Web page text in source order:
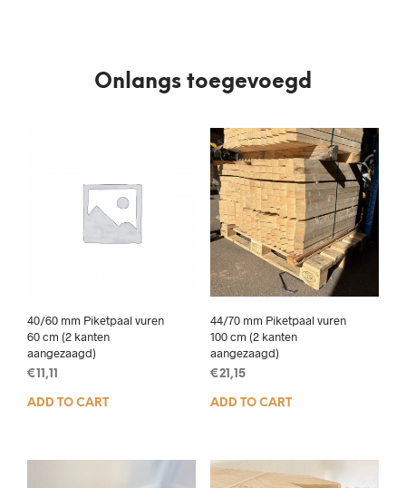
Onlangs toegevoegd
40/60 mm Piketpaal vuren
60 cm (2 kanten
aangezaagd)
€ 11,11
ADD TO CART
44/70 mm Piketpaal vuren
100 cm (2 kanten
aangezaagd)
€21,15
ADD TO CART